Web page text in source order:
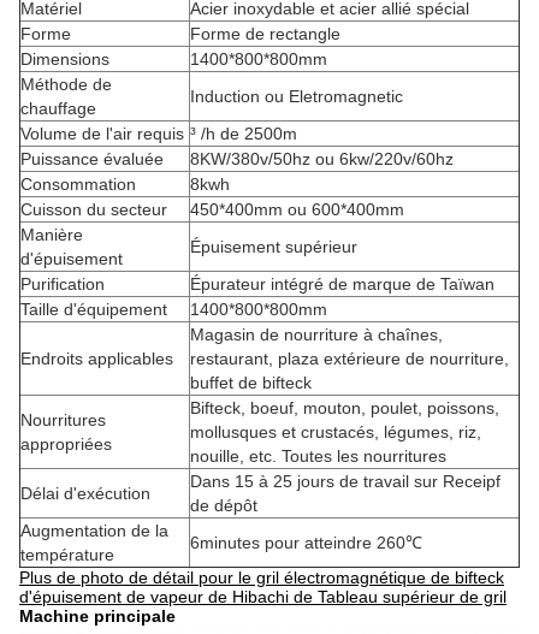
Matériel
Acier inoxydable et acier allié spécial
Forme
Forme de rectangle
Dimensions
1400*800*800mm
Méthode de
chauffage
Induction ou Eletromagnetic
Volume de l'air requis ³ /h de 2500m
Puissance évaluée
8KW/380v/50hz ou 6kw/220v/60hz
Consommation
8kwh
Cuisson du secteur
450*400mm ou 600*400mm
Manière
d'épuisement
Épuisement supérieur
Purification
Épurateur intégré de marque de Taïwan
Taille d'équipement
1400*800*800mm
Endroits applicables
Magasin de nourriture à chaînes,
restaurant, plaza extérieure de nourriture,
buffet de bifteck
Nourritures
appropriées
Bifteck, boeuf, mouton, poulet, poissons,
mollusques et crustacés, légumes, riz,
nouille, etc. Toutes les nourritures
Délai d'exécution
Dans 15 à 25 jours de travail sur Receipf
de dépôt
Augmentation de la
température
6minutes pour atteindre 260℃
Plus de photo de détail pour le gril électromagnétique de bifteck
d'épuisement de vapeur de Hibachi de Tableau supérieur de gril
Machine principale